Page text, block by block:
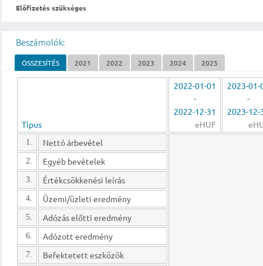
Előfizetés szükséges
Beszámolók:
ÖSSZESÍTÉS 2021 2022 2023 2024 2025
Típus
2022-01-01
-
2022-12-31
eHUF
2023-01-
-
2023-12-
1. Nettó árbevétel
2. Egyéb bevételek
3. Értékcsökkenési leírás
4. Üzemi/üzleti eredmény
5. Adózás előtti eredmény
6. Adózott eredmény
7. Befektetett eszközök